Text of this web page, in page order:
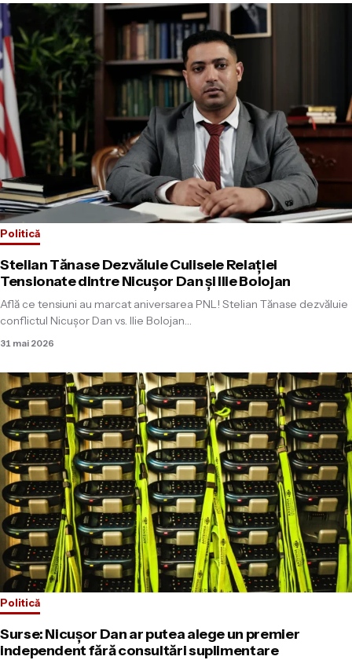
Politică
Stelian Tănase Dezvăluie Culisele Relației
Tensionate dintre Nicușor Dan și Ilie Bolojan
Află ce tensiuni au marcat aniversarea PNL! Stelian Tănase dezvăluie
conflictul Nicușor Dan vs. Ilie Bolojan…
31 mai 2026
Politică
Surse: Nicușor Dan ar putea alege un premier
independent fără consultări suplimentare